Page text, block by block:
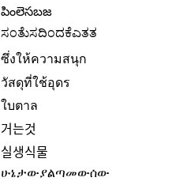
పింలెసబజ
ಸಂತೆುಸದಿಂದಕೆಎತತ
ซึ่งให้ความสนุก
วัสดุที่ใช้อุดร
ใบตาล
거는것
실생식물
ሁኔታውያልጣመውሰው